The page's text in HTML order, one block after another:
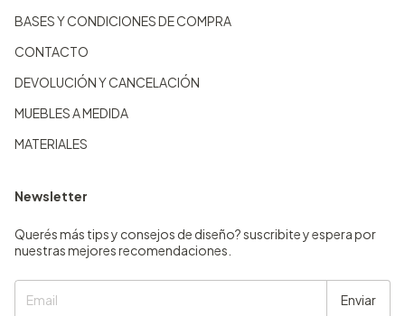
BASES Y CONDICIONES DE COMPRA
CONTACTO
DEVOLUCIÓN Y CANCELACIÓN
MUEBLES A MEDIDA
MATERIALES
Newsletter
Querés más tips y consejos de diseño? suscribite y espera por
nuestras mejores recomendaciones.